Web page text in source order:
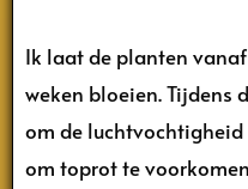
Ik laat de planten
weken bloeien. Tijdens
om de
om toprot te